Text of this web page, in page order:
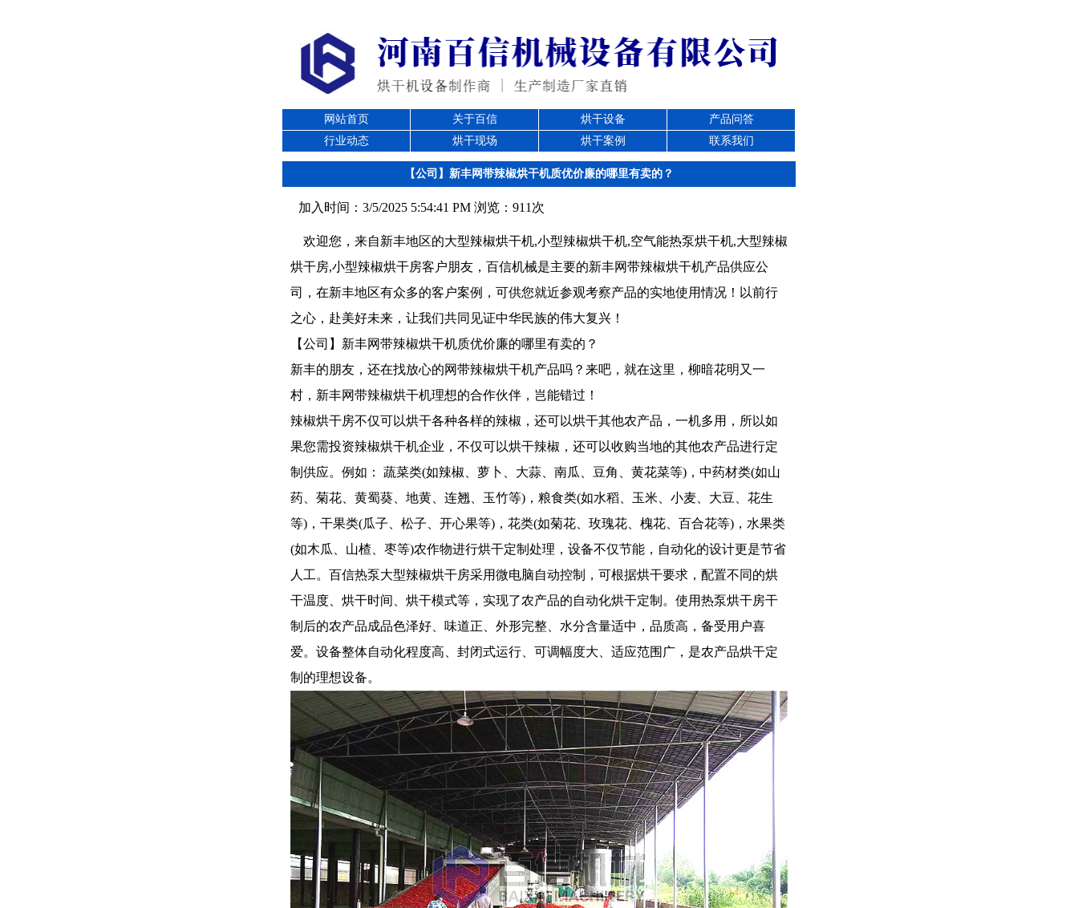
网站首页 关于百信 烘干设备
产品问答
行业动态
烘干现场 烘干案例 联系我们
【公司】新丰网带辣椒烘干机质优价廉的哪里有卖的？
加入时间：3/5/2025 5:54:41 PM 浏览：911次
欢迎您，来自新丰地区的大型辣椒烘干机,小型辣椒烘干机,空气能热泵烘干机,大型辣椒
烘干房,小型辣椒烘干房客户朋友，百信机械是主要的新丰网带辣椒烘干机产品供应公
司，在新丰地区有众多的客户案例，可供您就近参观考察产品的实地使用情况！以前行
之心，赴美好未来，让我们共同见证中华民族的伟大复兴！
【公司】新丰网带辣椒烘干机质优价廉的哪里有卖的？
新丰的朋友，还在找放心的网带辣椒烘干机产品吗？来吧，就在这里，柳暗花明又一
村，新丰网带辣椒烘干机理想的合作伙伴，岂能错过！
辣椒烘干房不仅可以烘干各种各样的辣椒，还可以烘干其他农产品，一机多用，所以如
果您需投资辣椒烘干机企业，不仅可以烘干辣椒，还可以收购当地的其他农产品进行定
制供应。例如： 蔬菜类(如辣椒、萝卜、大蒜、南瓜、豆角、黄花菜等)，中药材类(如山
药、菊花、黄蜀葵、地黄、连翘、玉竹等)，粮食类(如水稻、玉米、小麦、大豆、花生
等)，干果类(瓜子、松子、开心果等)，花类(如菊花、玫瑰花、槐花、百合花等)，水果类
(如木瓜、山楂、枣等)农作物进行烘干定制处理，设备不仅节能，自动化的设计更是节省
人工。百信热泵大型辣椒烘干房采用微电脑自动控制，可根据烘干要求，配置不同的烘
干温度、烘干时间、烘干模式等，实现了农产品的自动化烘干定制。使用热泵烘干房干
制后的农产品成品色泽好、味道正、外形完整、水分含量适中，品质高，备受用户喜
爱。设备整体自动化程度高、封闭式运行、可调幅度大、适应范围广，是农产品烘干定
制的理想设备。